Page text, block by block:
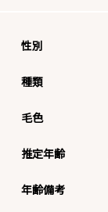
性別
種類
毛色
推定年齢
年齢備考